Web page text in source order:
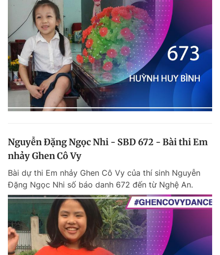
Nguyễn Đặng Ngọc Nhi - SBD 672 - Bài thi Em
nhảy Ghen Cô Vy
Bài dự thi Em nhảy Ghen Cô Vy của thí sinh Nguyễn
Đặng Ngọc Nhi số báo danh 672 đến từ Nghệ An.